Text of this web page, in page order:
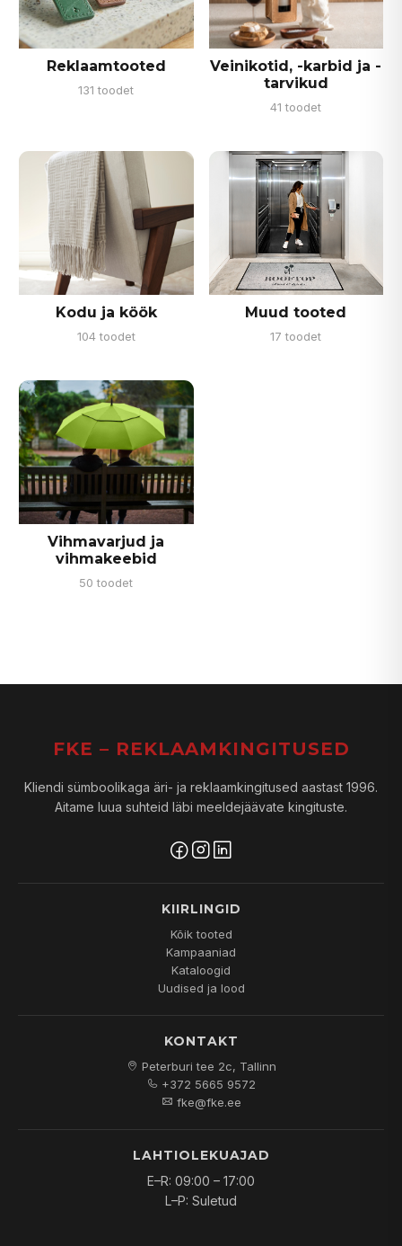
Reklaamtooted
131 toodet
Veinikotid, -karbid ja -
tarvikud
41 toodet
Kodu ja köök
104 toodet
Muud tooted
17 toodet
Vihmavarjud ja
vihmakeebid
50 toodet
FKE – REKLAAMKINGITUSED
Kliendi sümboolikaga äri- ja reklaamkingitused aastast 1996.
Aitame luua suhteid läbi meeldejäävate kingituste.
KIIRLINGID
Kõik tooted
Kampaaniad
Kataloogid
Uudised ja lood
KONTAKT
Peterburi tee 2c, Tallinn
+372 5665 9572
fke@fke.ee
LAHTIOLEKUAJAD
E–R: 09:00 – 17:00
L–P: Suletud